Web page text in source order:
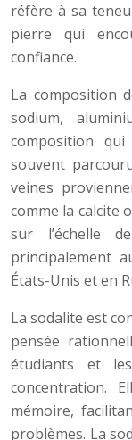
réfère à sa
pierre qui
confiance.
La composition
sodium,
composition
souvent
veines
comme la calcite
sur l’échelle
principalement
États-Unis et en
La sodalite est
pensée
étudiants et
concentration.
mémoire,
problèmes. La